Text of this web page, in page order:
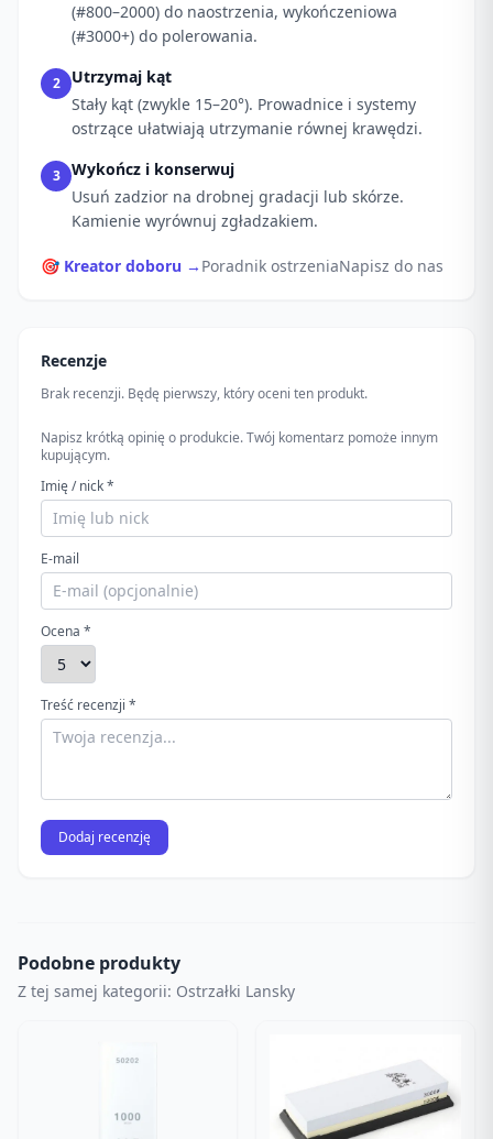
(#800–2000) do naostrzenia, wykończeniowa
(#3000+) do polerowania.
2
Utrzymaj kąt
Stały kąt (zwykle 15–20°). Prowadnice i systemy
ostrzące ułatwiają utrzymanie równej krawędzi.
3
Wykończ i konserwuj
Usuń zadzior na drobnej gradacji lub skórze.
Kamienie wyrównuj zgładzakiem.
🎯 Kreator doboru → Poradnik ostrzeniaNapisz do nas
Recenzje
Brak recenzji. Będę pierwszy, który oceni ten produkt.
Napisz krótką opinię o produkcie. Twój komentarz pomoże innym
kupującym.
Imię / nick *
E-mail
Ocena *
Treść recenzji *
Dodaj recenzję
Podobne produkty
Z tej samej kategorii: Ostrzałki Lansky